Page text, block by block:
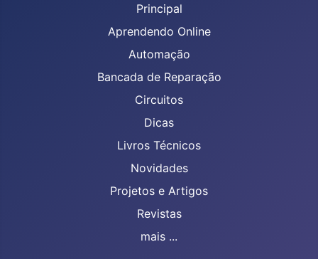
Principal
Aprendendo Online
Automação
Bancada de Reparação
Circuitos
Dicas
Livros Técnicos
Novidades
Projetos e Artigos
Revistas
mais ...